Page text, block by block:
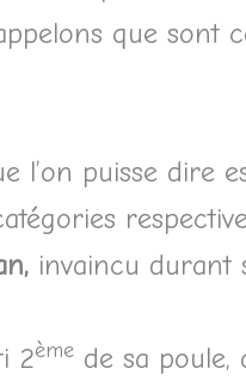
que sont
l’on puisse dire
invaincu durant
2ème de sa poule,